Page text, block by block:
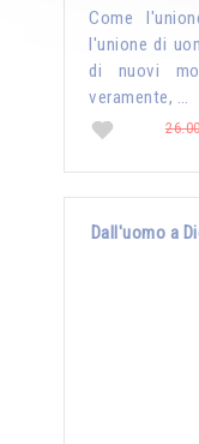
Come
l'unione di
di nuovi
veramente, …
Dall'uomo a